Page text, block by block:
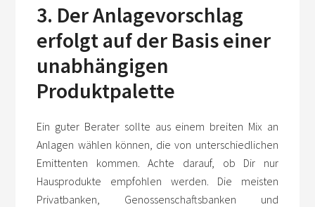
3. Der Anlagevorschlag
erfolgt auf der Basis einer
unabhängigen
Produktpalette
Ein guter Berater sollte aus einem breiten Mix an
Anlagen wählen können, die von unterschiedlichen
Emittenten kommen. Achte darauf, ob Dir nur
Hausprodukte empfohlen werden. Die meisten
Privatbanken, Genossenschaftsbanken und